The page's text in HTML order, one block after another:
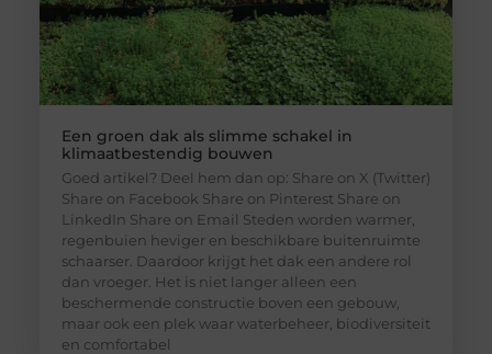
Een groen dak als slimme schakel in
klimaatbestendig bouwen
Goed artikel? Deel hem dan op: Share on X (Twitter)
Share on Facebook Share on Pinterest Share on
LinkedIn Share on Email Steden worden warmer,
regenbuien heviger en beschikbare buitenruimte
schaarser. Daardoor krijgt het dak een andere rol
dan vroeger. Het is niet langer alleen een
beschermende constructie boven een gebouw,
maar ook een plek waar waterbeheer, biodiversiteit
en comfortabel